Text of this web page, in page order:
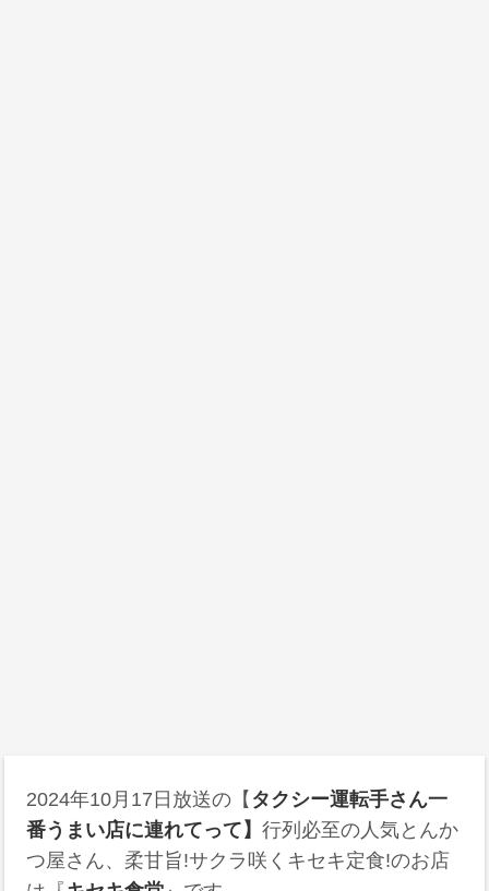
2024年10月17日 放送の【 タクシー運転手さん一
番うまい店に連れてって】行列必至の人気とんか
つ屋さん、柔甘旨!サクラ咲くキセキ定食!のお店